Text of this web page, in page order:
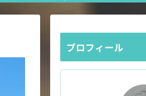
プロフィール